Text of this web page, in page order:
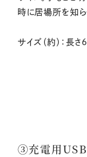
時に居場所を知ら
サイズ（約）：長
③充電用USB